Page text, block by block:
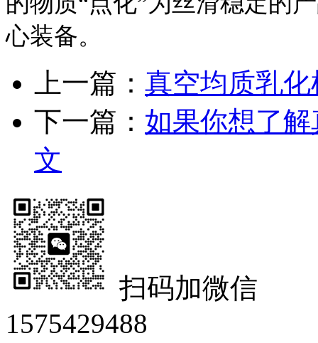
心装备。
上一篇： 真空均质乳
下一篇： 如果你想了
文
扫码加微信
1575429488